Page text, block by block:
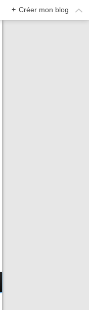
+ Créer mon blog